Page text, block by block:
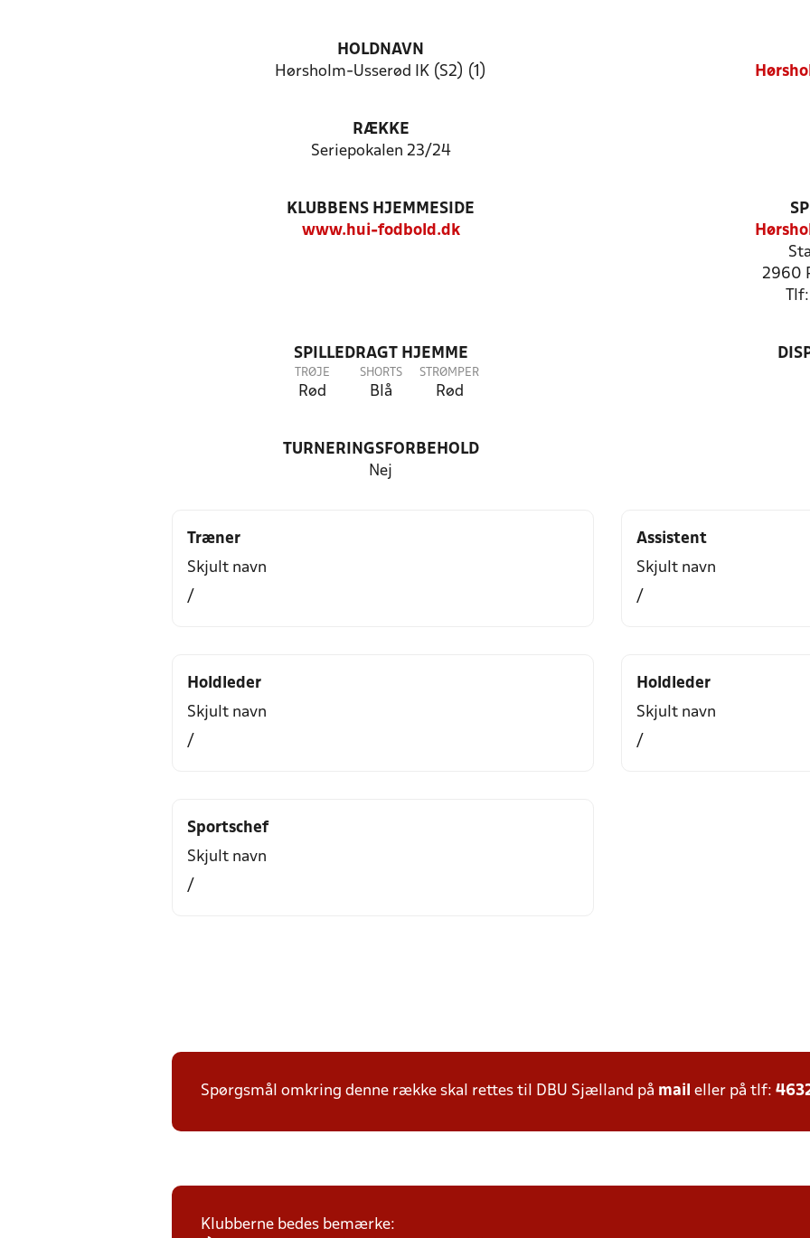
HOLDNAVN
Hørsholm-Usserød IK (S2) (1)
RÆKKE
Seriepokalen 23/24
KLUBBENS HJEMMESIDE
www.hui-fodbold.dk
2960
SPILLEDRAGT HJEMME
TRØJE
Rød
SHORTS
Blå
STRØMPER
Rød
TURNERINGSFORBEHOLD
Nej
Træner
Skjult navn
/
Assistent
Skjult navn
/
Holdleder
Skjult navn
/
Holdleder
Skjult navn
/
Sportschef
Skjult navn
/
Spørgsmål omkring denne række skal rettes til DBU Sjælland på mail eller på tlf:
Klubberne bedes bemærke: